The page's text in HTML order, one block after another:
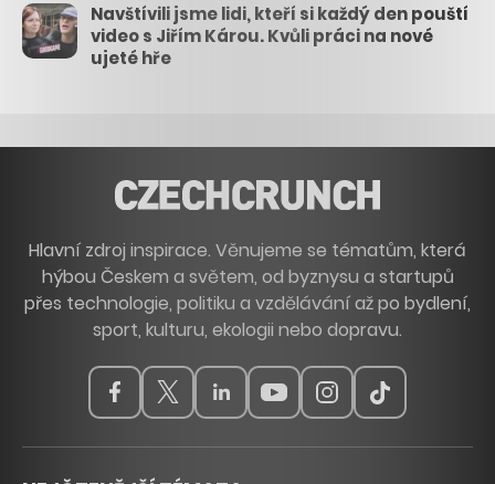
Navštívili jsme lidi, kteří si každý den pouští
video s Jiřím Károu. Kvůli práci na nové
ujeté hře
Hlavní zdroj inspirace. Věnujeme se tématům, která
hýbou Českem a světem, od byznysu a startupů
přes technologie, politiku a vzdělávání až po bydlení,
sport, kulturu, ekologii nebo dopravu.